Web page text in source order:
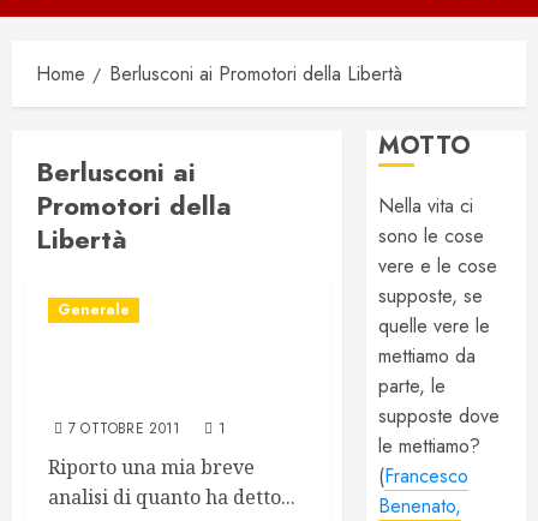
principale
Home Berlusconi ai Promotori della Libertà
Berlusconi ai
Promotori della
Libertà
Generale
7 OTTOBRE 2011 1
Riporto una mia breve
analisi di quanto ha detto...
MOTTO
Nella vita ci
sono le cose
vere e le cose
supposte, se
quelle vere le
mettiamo da
parte, le
supposte dove
le mettiamo?
(Francesco
Benenato,